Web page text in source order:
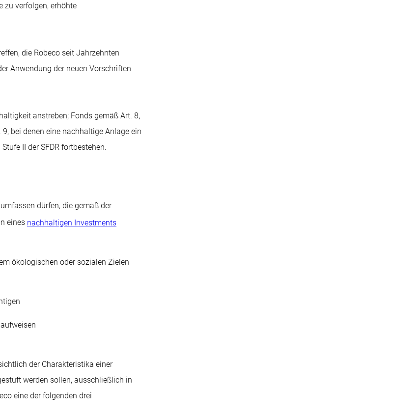
zu verfolgen, erhöhte
die Robeco seit Jahrzehnten
Anwendung der neuen Vorschriften
anstreben; Fonds gemäß Art. 8,
bei denen eine nachhaltige Anlage ein
II der SFDR fortbestehen.
dürfen, die gemäß der
eines nachhaltigen Investments
ökologischen oder sozialen Zielen
der Charakteristika einer
werden sollen, ausschließlich in
eine der folgenden drei